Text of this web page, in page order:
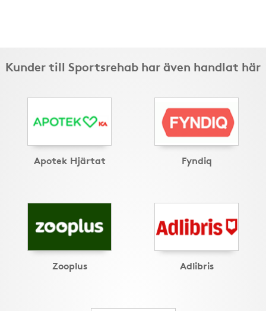
Kunder till Sportsrehab har även handlat här
Apotek Hjärtat Fyndiq
Zooplus Adlibris